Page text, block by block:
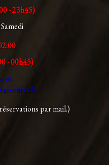
- 23h45)
- 00h45)
par mail.)